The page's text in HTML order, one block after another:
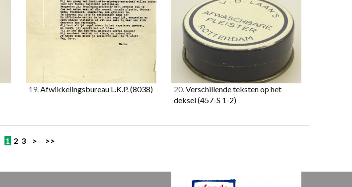
19.Afwikkelingsbureau L.K.P.(8038) 20.Verschillende teksten op het
deksel(457-S 1-2)
1 2 3 > >>